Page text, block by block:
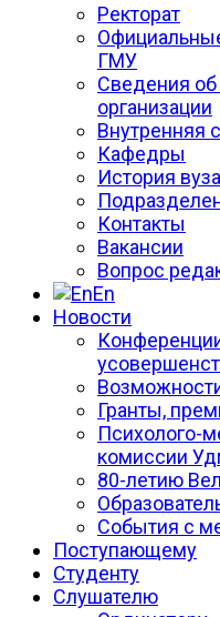
Ректорат
ГМУ
Сведения об
организации
Внутренняя
Кафедры
История вуза
Контакты
Вакансии
Вопрос
En
Новости
Гранты,
Психолого-
комиссии
80-летию
События с
Поступающему
Студенту
Слушателю